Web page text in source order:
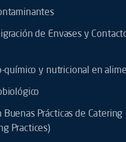
de Envases y
químico y nutricional en
Prácticas de Catering
Practices)